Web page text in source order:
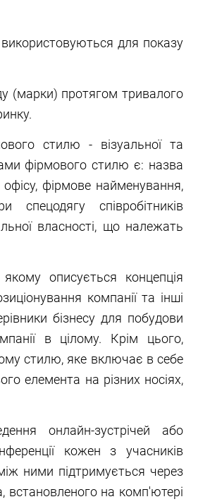
використовуються для показу
(марки) протягом тривалого
стилю - візуальної та
фірмового стилю є: назва
фірмове найменування,
співробітників
власності, що належать
описується концепція
компанії та інші
бізнесу для побудови
в цілому. Крім цього,
стилю, яке включає в себе
елемента на різних носіях,
онлайн-зустрічей або
кожен з учасників
ними підтримується через
встановленого на комп'ютері